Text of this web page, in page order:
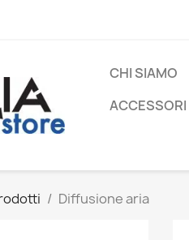
CHI SIAMO
ACCESSORI
Diffusione aria